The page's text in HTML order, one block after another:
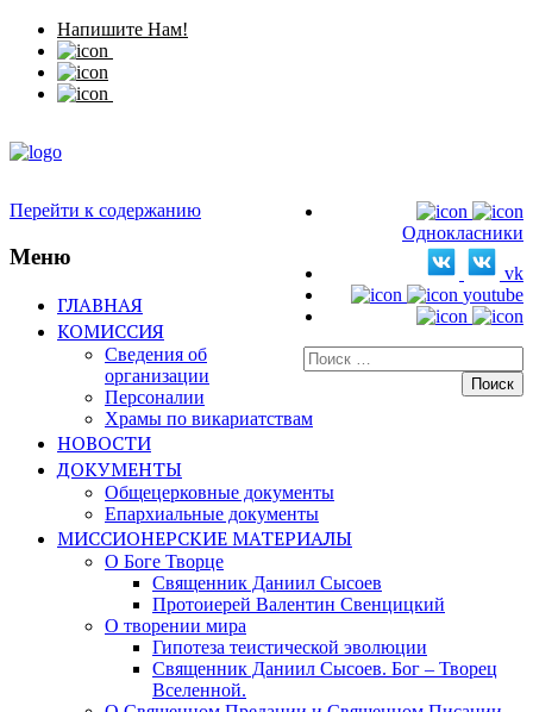
Напишите Нам!
Однокласники
vk
youtube
Искать:
Перейти к содержанию
Меню
ГЛАВНАЯ
КОМИССИЯ
Сведения об
организации
Персоналии
Храмы по викариатствам
НОВОСТИ
ДОКУМЕНТЫ
Общецерковные документы
Епархиальные документы
МИССИОНЕРСКИЕ МАТЕРИАЛЫ
О Боге Творце
Священник Даниил Сысоев
Протоиерей Валентин Свенцицкий
О творении мира
Гипотеза теистической эволюции
Священник Даниил Сысоев. Бог – Творец
Вселенной.